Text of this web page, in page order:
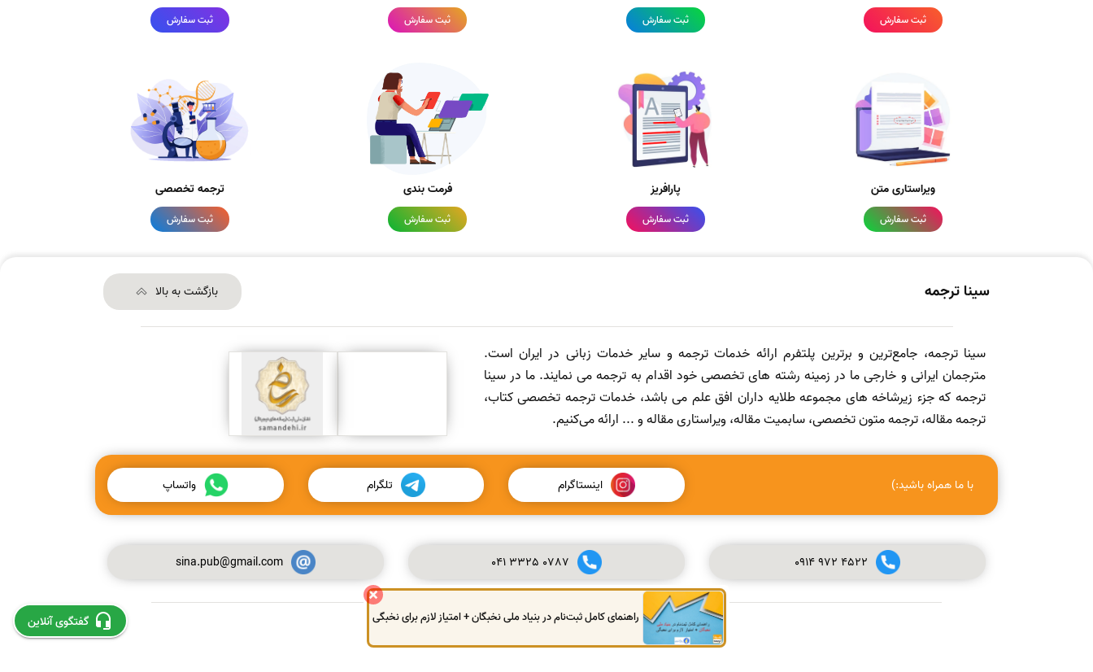
ثبت سفارش ثبت سفارش ثبت سفارش ثبت سفارش
ویراستاری متن
ثبت سفارش
پارافریز
ثبت سفارش
فرمت بندی
ثبت سفارش
ترجمه تخصصی
ثبت سفارش
سینا ترجمه بازگشت به بالا
سینا ترجمه، جامع‌ترین و برترین پلتفرم ارائه خدمات ترجمه و سایر خدمات زبانی در ایران است.
مترجمان ایرانی و خارجی ما در زمینه رشته های تخصصی خود اقدام به ترجمه می نمایند. ما در سینا
ترجمه که جزء زیرشاخه های مجموعه طلایه داران افق علم می باشد، خدمات ترجمه تخصصی کتاب،
ترجمه مقاله، ترجمه متون تخصصی، سابمیت مقاله، ویراستاری مقاله و ... ارائه می‌کنیم.
با ما همراه باشید:) اینستاگرام تلگرام واتساپ
0914972 4522
041 3325 0787
sina.pub@gmail.com
© کلیه حقوق این سایت محفوظ و متعلق به سینا ترجمه می‌باشد.
راهنمای کامل ثبت‌نام در بنیاد ملی نخبگان + امتیاز لازم برای نخبگی گفتگوی آنلاین